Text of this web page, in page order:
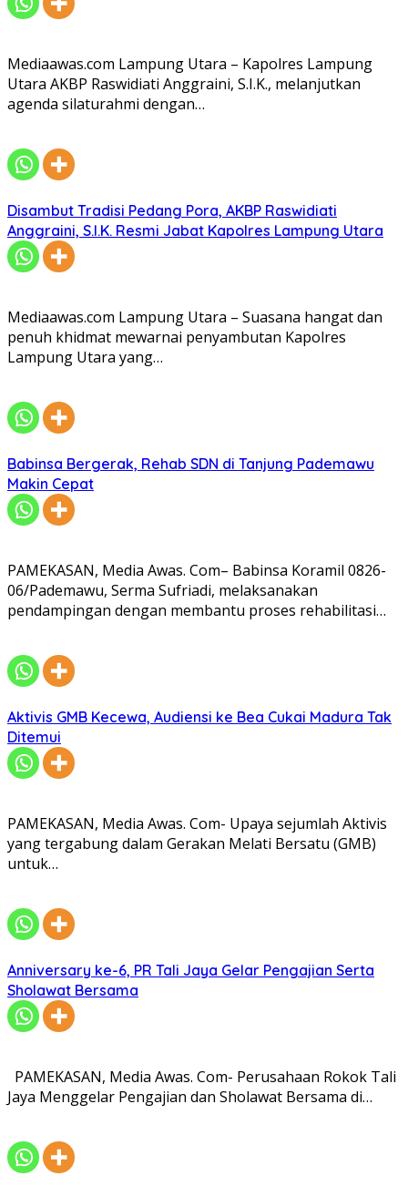
Mediaawas.com Lampung Utara – Kapolres Lampung
Utara AKBP Raswidiati Anggraini, S.I.K., melanjutkan
agenda silaturahmi dengan…
Disambut Tradisi Pedang Pora, AKBP Raswidiati
Anggraini, S.I.K. Resmi Jabat Kapolres Lampung Utara
Mediaawas.com Lampung Utara – Suasana hangat dan
penuh khidmat mewarnai penyambutan Kapolres
Lampung Utara yang…
Babinsa Bergerak, Rehab SDN di Tanjung Pademawu
Makin Cepat
PAMEKASAN, Media Awas. Com– Babinsa Koramil 0826-
06/Pademawu, Serma Sufriadi, melaksanakan
pendampingan dengan membantu proses rehabilitasi…
Aktivis GMB Kecewa, Audiensi ke Bea Cukai Madura Tak
Ditemui
PAMEKASAN, Media Awas. Com- Upaya sejumlah Aktivis
yang tergabung dalam Gerakan Melati Bersatu (GMB)
untuk…
Anniversary ke-6, PR Tali Jaya Gelar Pengajian Serta
Sholawat Bersama
PAMEKASAN, Media Awas. Com- Perusahaan Rokok Tali
Jaya Menggelar Pengajian dan Sholawat Bersama di…